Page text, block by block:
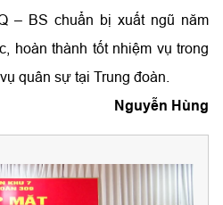
– BS chuẩn bị xuất ngũ năm
hoàn thành tốt nhiệm vụ trong
quân sự tại Trung đoàn.
Nguyễn Hùng